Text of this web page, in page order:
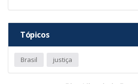
Tópicos
Brasil justiça